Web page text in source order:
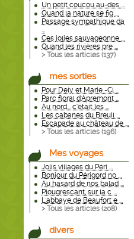
Un petit coucou au-des ...
Quand la nature se fig ...
Passage sympathique da
...
Ces jolies sauvageonne ...
Quand les rivières pre ...
> Tous les articles (137)
mes sorties
Pour Dely et Marie -Cl ...
Parc floral d'Apremont ...
Au nord... c'était les ...
Les cabanes du Breuil ...
Escapade au château de ...
> Tous les articles (196)
Mes voyages
Jolis villages du Péri ...
Bonjour du Périgord no ...
Au hasard de nos balad ...
Plougrescant, sur la c ...
L'abbaye de Beaufort e ...
> Tous les articles (208)
divers